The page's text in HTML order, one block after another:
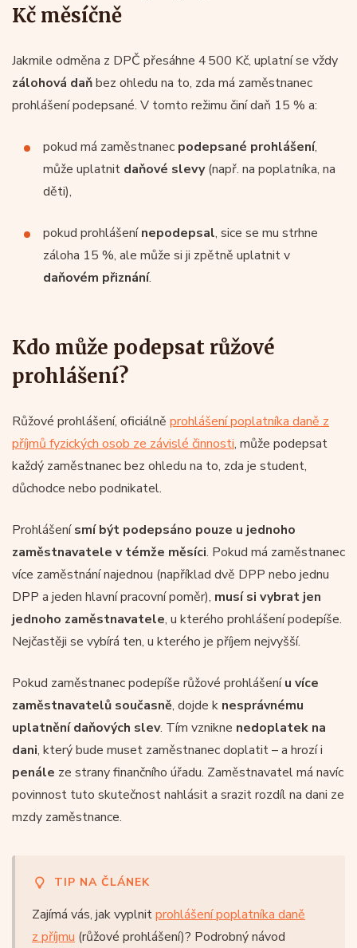
Kč měsíčně
Jakmile odměna z DPČ přesáhne 4 500 Kč, uplatní se vždy
zálohová daňbez ohledu na to, zda má zaměstnanec
prohlášení podepsané. V tomto režimu činí daň 15 % a:
pokud má zaměstnanec podepsané prohlášení,
může uplatnit daňové slevy(např. na poplatníka, na
děti),
pokud prohlášenínepodepsal, sice se mu strhne
záloha 15 %, ale může si ji zpětně uplatnit v
daňovém přiznání.
Kdo může podepsat růžové
prohlášení?
Růžové prohlášení, oficiálně prohlášení poplatníka daně z
příjmů fyzických osob ze závislé činnosti, může podepsat
každý zaměstnanec bez ohledu na to, zda je student,
důchodce nebo podnikatel.
Prohlášenísmí být podepsáno pouze u jednoho
zaměstnavatele v témže měsíci. Pokud má zaměstnanec
více zaměstnání najednou (například dvě DPP nebo jednu
DPP a jeden hlavní pracovní poměr), musí si vybrat jen
jednoho zaměstnavatele, u kterého prohlášení podepíše.
Nejčastěji se vybírá ten, u kterého je příjem nejvyšší.
Pokud zaměstnanec podepíše růžové prohlášeníu více
zaměstnavatelů současně, dojde k nesprávnému
uplatnění daňových slev. Tím vznikne nedoplatek na
dani, který bude muset zaměstnanec doplatit – a hrozí i
penále ze strany finančního úřadu. Zaměstnavatel má navíc
povinnost tuto skutečnost nahlásit a srazit rozdíl na dani ze
mzdy zaměstnance.
TIP NA ČLÁNEK
Zajímá vás, jak vyplnitprohlášení poplatníka daně
z příjmu (růžové prohlášení)? Podrobný návod